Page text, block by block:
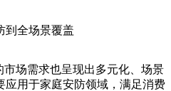
全场景覆盖
场需求也呈现出多元化、场景
应用于家庭安防领域，满足消费